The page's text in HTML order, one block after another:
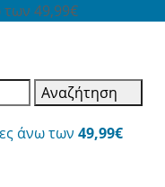
49,99€
Αναζήτηση
άνω των 49,99€